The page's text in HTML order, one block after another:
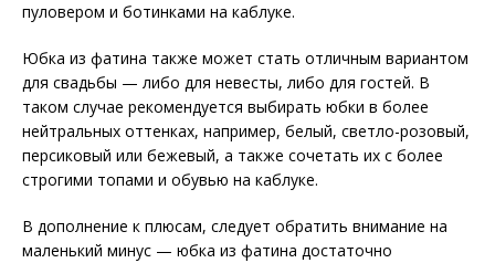
пуловером и ботинками на каблуке.
Юбка из фатина также может стать отличным вариантом
для свадьбы — либо для невесты, либо для гостей. В
таком случае рекомендуется выбирать юбки в более
нейтральных оттенках, например, белый, светло-розовый,
персиковый или бежевый, а также сочетать их с более
строгими топами и обувью на каблуке.
В дополнение к плюсам, следует обратить внимание на
маленький минус — юбка из фатина достаточно